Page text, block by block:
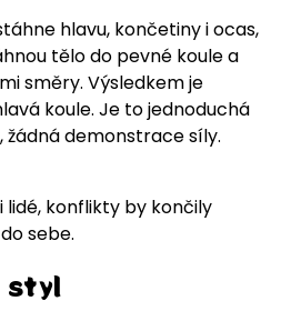
hlavu, končetiny i ocas,
tělo do pevné koule a
směry. Výsledkem je
koule. Je to jednoduchá
demonstrace síly.
konflikty by končily
sebe.
styl